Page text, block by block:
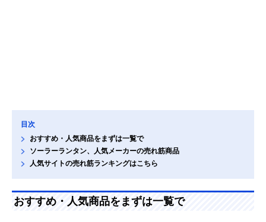
目次
おすすめ・人気商品をまずは一覧で
ソーラーランタン、人気メーカーの売れ筋商品
人気サイトの売れ筋ランキングはこちら
おすすめ・人気商品をまずは一覧で